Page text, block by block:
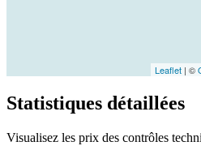
Leaflet | ©
Statistiques détaillées
Visualisez les prix des contrôles